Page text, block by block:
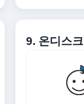
9. 온디스크